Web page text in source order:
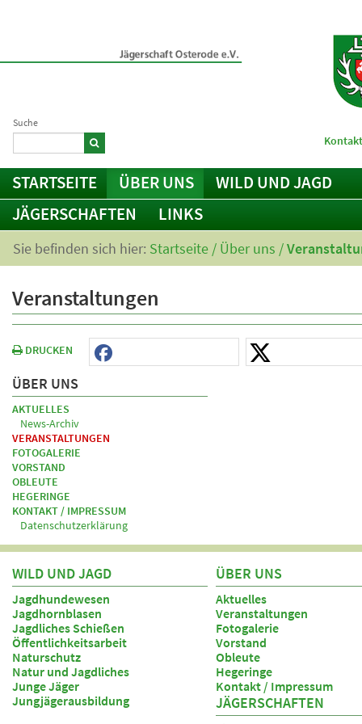
Suche
STARTSEITE ÜBER UNS
WILD UND JAGD
JÄGERSCHAFTEN
LINKS
Sie befinden sich hier: Startseite / Über uns /
Veranstaltungen
DRUCKEN
ÜBER UNS
AKTUELLES
News-Archiv
VERANSTALTUNGEN
FOTOGALERIE
VORSTAND
OBLEUTE
HEGERINGE
KONTAKT / IMPRESSUM
Datenschutzerklärung
WILD UND JAGD
Jagdhundewesen
Jagdhornblasen
Jagdliches Schießen
Öffentlichkeitsarbeit
Naturschutz
Natur und Jagdliches
Junge Jäger
Jungjägerausbildung
ÜBER UNS
Aktuelles
Veranstaltungen
Fotogalerie
Vorstand
Obleute
Hegeringe
Kontakt / Impressum
JÄGERSCHAFTEN